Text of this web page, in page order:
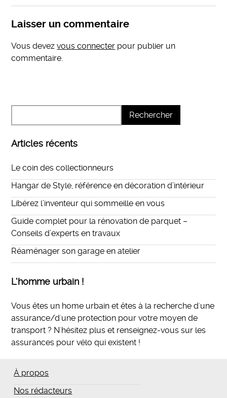
Laisser un commentaire
Vous devezvous connecter pour publier un
commentaire.
Articles récents
Le coin des collectionneurs
Hangar de Style, référence en décoration d’intérieur
Libérez l’inventeur qui sommeille en vous
Guide complet pour la rénovation de parquet –
Conseils d’experts en travaux
Réaménager son garage en atelier
L’homme urbain !
Vous êtes un home urbain et êtes à la recherche d'une
assurance/d'une protection pour votre moyen de
transport ? N'hésitez plus et renseignez-vous sur les
assurances pour vélo qui existent !
À propos
Nos rédacteurs